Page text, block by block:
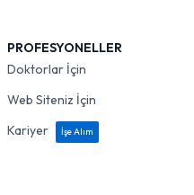
PROFESYONELLER
Doktorlar İçin
Web Siteniz İçin
Kariyer
İşe Alım